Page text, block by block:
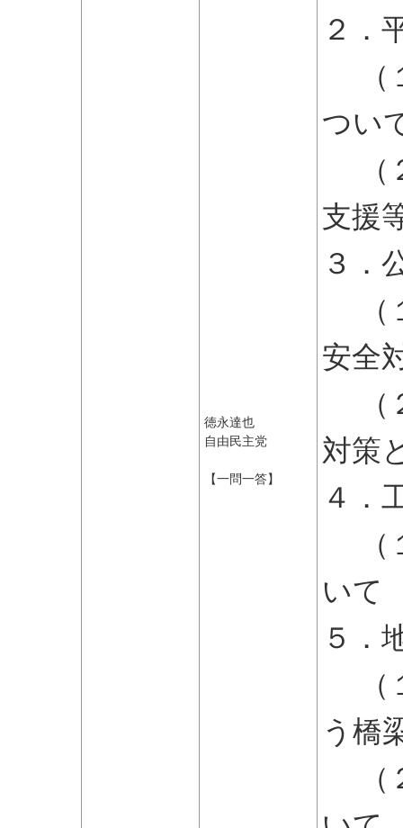
徳永達也
自由民主党
【一問一答】
２．
（
つい
（
支援
３．
（
安全
（
対策
４．
（
いて
５．
（
う橋
（